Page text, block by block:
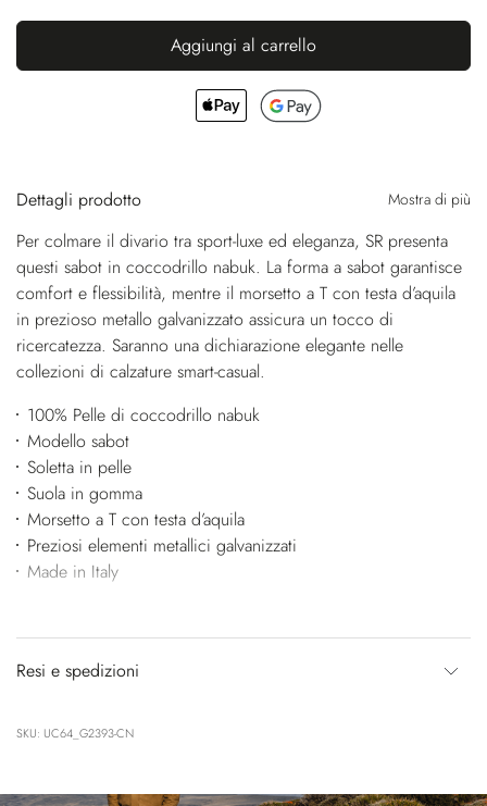
Aggiungi al carrello
Dettagli prodotto Mostra di più
Per colmare il divario tra sport-luxe ed eleganza, SR presenta
questi sabot in coccodrillo nabuk. La forma a sabot garantisce
comfort e flessibilità, mentre il morsetto a T con testa d’aquila
in prezioso metallo galvanizzato assicura un tocco di
ricercatezza. Saranno una dichiarazione elegante nelle
collezioni di calzature smart-casual.
100% Pelle di coccodrillo nabuk
Modello sabot
Soletta in pelle
Suola in gomma
Morsetto a T con testa d’aquila
Preziosi elementi metallici galvanizzati
Made in Italy
Resi e spedizioni
SKU: UC64_G2393-CN